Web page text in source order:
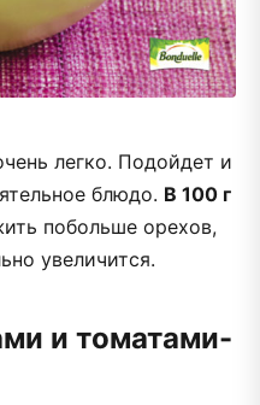
легко. Подойдет и
блюдо. В 100 г
побольше орехов,
увеличится.
и томатами-